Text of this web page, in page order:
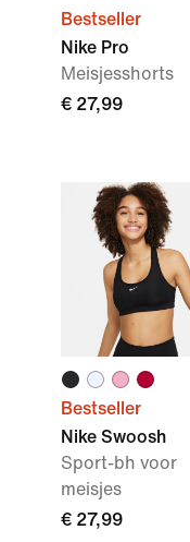
Bestseller
Nike Pro
Meisjesshorts
€ 27,99
Bestseller
Nike Swoosh
Sport-bh voor
meisjes
€ 27,99